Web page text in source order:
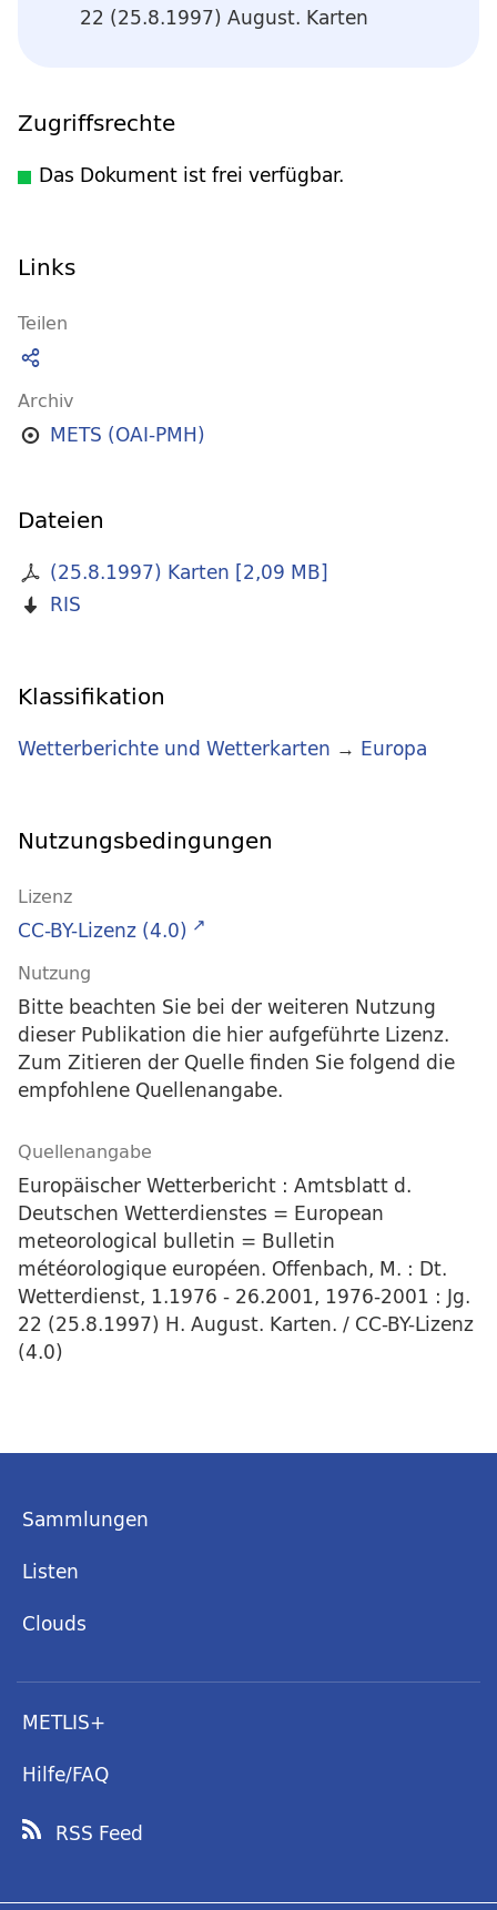
22 (25.8.1997) August. Karten
Zugriffsrechte
Das Dokument ist frei verfügbar.
Links
Teilen
Archiv
METS (OAI-PMH)
Dateien
(25.8.1997) Karten [2,09 MB]
RIS
Klassifikation
Wetterberichte und Wetterkarten → Europa
Nutzungsbedingungen
Lizenz
CC-BY-Lizenz (4.0)
Nutzung
Bitte beachten Sie bei der weiteren Nutzung
dieser Publikation die hier aufgeführte Lizenz.
Zum Zitieren der Quelle finden Sie folgend die
empfohlene Quellenangabe.
Quellenangabe
Europäischer Wetterbericht : Amtsblatt d.
Deutschen Wetterdienstes = European
meteorological bulletin = Bulletin
météorologique européen. Offenbach, M. : Dt.
Wetterdienst, 1.1976 - 26.2001, 1976-2001 : Jg.
22 (25.8.1997) H. August. Karten. / CC-BY-Lizenz
(4.0)
Sammlungen
Listen
Clouds
METLIS+
Hilfe/FAQ
RSS Feed